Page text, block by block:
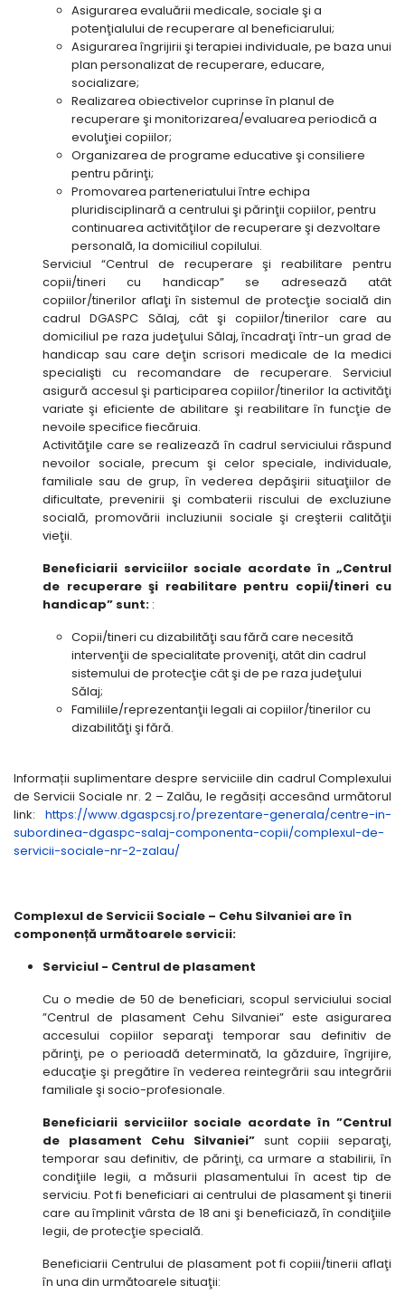
Asigurarea evaluării medicale, sociale şi a
potenţialului de recuperare al beneficiarului;
Asigurarea îngrijirii şi terapiei individuale, pe baza unui
plan personalizat de recuperare, educare,
socializare;
Realizarea obiectivelor cuprinse în planul de
recuperare şi monitorizarea/evaluarea periodică a
evoluţiei copiilor;
Organizarea de programe educative şi consiliere
pentru părinţi;
Promovarea parteneriatului între echipa
pluridisciplinară a centrului şi părinţii copiilor, pentru
continuarea activităţilor de recuperare şi dezvoltare
personală, la domiciliul copilului.
Serviciul “Centrul de recuperare şi reabilitare pentru
copii/tineri cu handicap” se adresează atât
copiilor/tinerilor aflaţi în sistemul de protecţie socială din
cadrul DGASPC Sălaj, cât şi copiilor/tinerilor care au
domiciliul pe raza judeţului Sălaj, încadraţi într-un grad de
handicap sau care deţin scrisori medicale de la medici
specialişti cu recomandare de recuperare. Serviciul
asigură accesul şi participarea copiilor/tinerilor la activităţi
variate şi eficiente de abilitare şi reabilitare în funcţie de
nevoile specifice fiecăruia.
Activităţile care se realizează în cadrul serviciului răspund
nevoilor sociale, precum şi celor speciale, individuale,
familiale sau de grup, în vederea depăşirii situaţiilor de
dificultate, prevenirii şi combaterii riscului de excluziune
socială, promovării incluziunii sociale şi creşterii calităţii
vieţii.
Beneficiarii serviciilor sociale acordate în „Centrul
de recuperare şi reabilitare pentru copii/tineri cu
handicap” sunt: :
Copii/tineri cu dizabilităţi sau fără care necesită
intervenţii de specialitate proveniţi, atât din cadrul
sistemului de protecţie cât şi de pe raza judeţului
Sălaj;
Familiile/reprezentanţii legali ai copiilor/tinerilor cu
dizabilităţi şi fără.
Informații suplimentare despre serviciile din cadrul Complexului
de Servicii Sociale nr. 2 – Zalău, le regăsiți accesând următorul
link: https://www.dgaspcsj.ro/prezentare-generala/centre-in-
subordinea-dgaspc-salaj-componenta-copii/complexul-de-
servicii-sociale-nr-2-zalau/
Complexul de Servicii Sociale – Cehu Silvaniei are în
componență următoarele servicii:
Serviciul - Centrul de plasament
Cu o medie de 50 de beneficiari, scopul serviciului social
”Centrul de plasament Cehu Silvaniei” este asigurarea
accesului copiilor separaţi temporar sau definitiv de
părinţi, pe o perioadă determinată, la găzduire, îngrijire,
educaţie şi pregătire în vederea reintegrării sau integrării
familiale şi socio-profesionale.
Beneficiarii serviciilor sociale acordate în ”Centrul
de plasament Cehu Silvaniei” sunt copiii separaţi,
temporar sau definitiv, de părinţi, ca urmare a stabilirii, în
condiţiile legii, a măsurii plasamentului în acest tip de
serviciu. Pot fi beneficiari ai centrului de plasament şi tinerii
care au împlinit vârsta de 18 ani şi beneficiază, în condiţiile
legii, de protecţie specială.
Beneficiarii Centrului de plasament pot fi copiii/tinerii aflaţi
în una din următoarele situaţii: